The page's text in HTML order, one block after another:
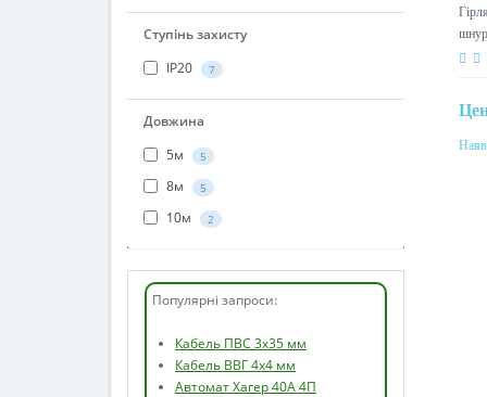
Ступінь захисту
IP20
7
Довжина
5м
5
8м 5
10м 2
Популярні запроси:
Кабель ПВС 3х35 мм
Кабель ВВГ 4х4 мм
Автомат Хагер 40А 4П